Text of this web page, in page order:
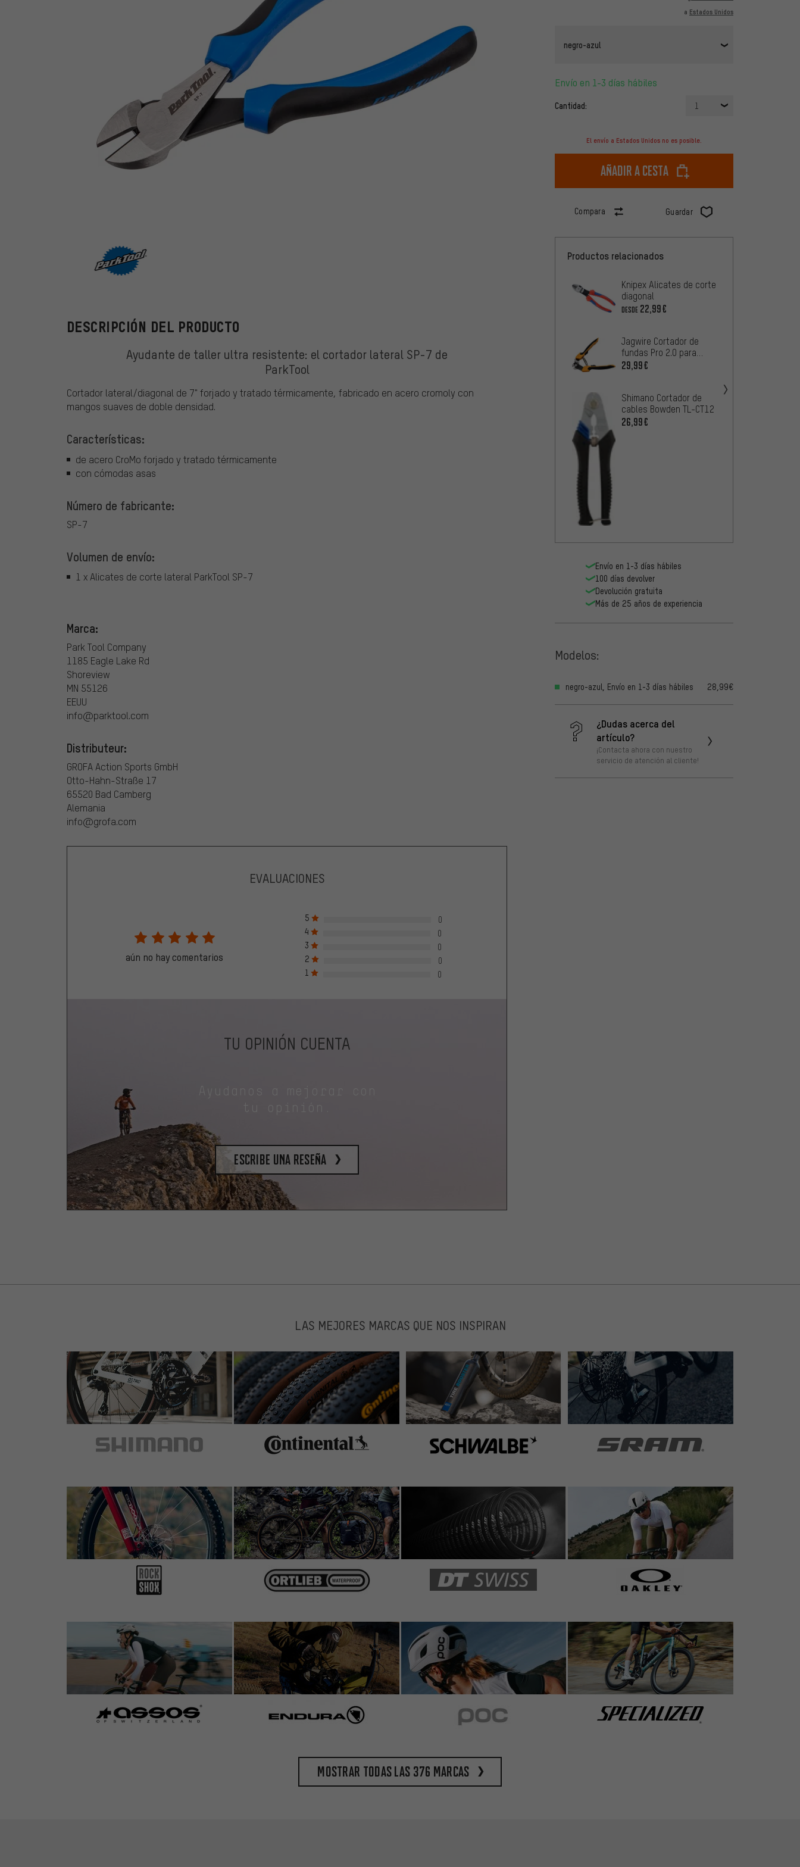
a Estados Unidos
negro-azul
Envío en 1-3 días hábiles
Cantidad: 1
El envío a Estados Unidos no es posible.
Añadir a cesta
Compara Guardar
DESCRIPCIÓN DEL PRODUCTO
Ayudante de taller ultra resistente: el cortador lateral SP-7 de
ParkTool
Cortador lateral/diagonal de 7" forjado y tratado térmicamente, fabricado en acero cromoly con
mangos suaves de doble densidad.
Características:
de acero CroMo forjado y tratado térmicamente
con cómodas asas
Número de fabricante:
SP-7
Volumen de envío:
1 x Alicates de corte lateral ParkTool SP-7
Marca:
Park Tool Company
1185 Eagle Lake Rd
Shoreview
MN 55126
EEUU
info@parktool.com
Distributeur:
GROFA Action Sports GmbH
Otto-Hahn-Straße 17
65520 Bad Camberg
Alemania
info@grofa.com
Productos relacionados
Knipex Alicates de corte
diagonal
DESDE 22,99€
Jagwire Cortador de
fundas Pro 2.0 para
fundas
29,99€
Shimano Cortador de
cables Bowden TL-CT12
26,99€
Envío en 1-3 días hábiles
100 días devolver
Devolución gratuita
Más de 25 años de experiencia
Modelos:
negro-azul, Envío en 1-3 días hábiles 28,99€
¿Dudas acerca del
artículo?
¡Contacta ahora con nuestro
servicio de atención al cliente!
EVALUACIONES
aún no hay comentarios
5
0
4
0
3
0
2
0
1
0
TU OPINIÓN CUENTA
tu opinión.
escribe una reseña
LAS MEJORES MARCAS QUE NOS INSPIRAN
Mostrar todas las 376 marcas